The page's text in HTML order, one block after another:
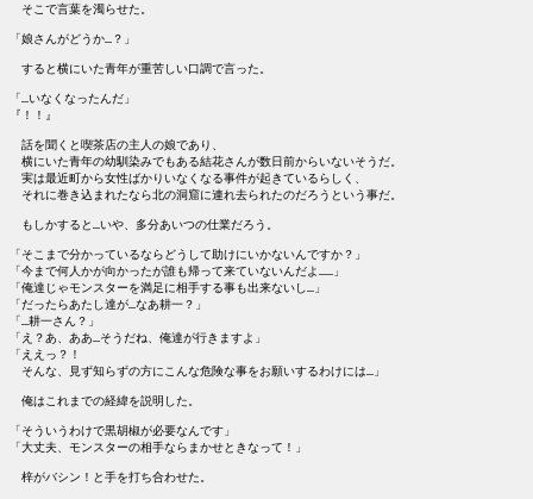
そこで言葉を濁らせた。
「娘さんがどうか…？」
すると横にいた青年が重苦しい口調で言った。
「…いなくなったんだ」
『！！』
話を聞くと喫茶店の主人の娘であり、
横にいた青年の幼馴染みでもある結花さんが数日前からいないそうだ。
実は最近町から女性ばかりいなくなる事件が起きているらしく、
それに巻き込まれたなら北の洞窟に連れ去られたのだろうという事だ。
もしかすると…いや、多分あいつの仕業だろう。
「そこまで分かっているならどうして助けにいかないんですか？」
「今まで何人かが向かったが誰も帰って来ていないんだよ……」
「俺達じゃモンスターを満足に相手する事も出来ないし…」
「だったらあたし達が…なあ耕一？」
「…耕一さん？」
「え？あ、ああ…そうだね、俺達が行きますよ」
「ええっ？！
そんな、見ず知らずの方にこんな危険な事をお願いするわけには…」
俺はこれまでの経緯を説明した。
「そういうわけで黒胡椒が必要なんです」
「大丈夫、モンスターの相手ならまかせときなって！」
梓がバシン！と手を打ち合わせた。